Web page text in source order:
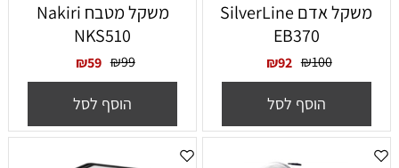
‏משקל אדם SilverLine
EB370
₪100
₪92
הוסף לסל
‏משקל מטבח Nakiri
NKS510
₪99
₪59
הוסף לסל